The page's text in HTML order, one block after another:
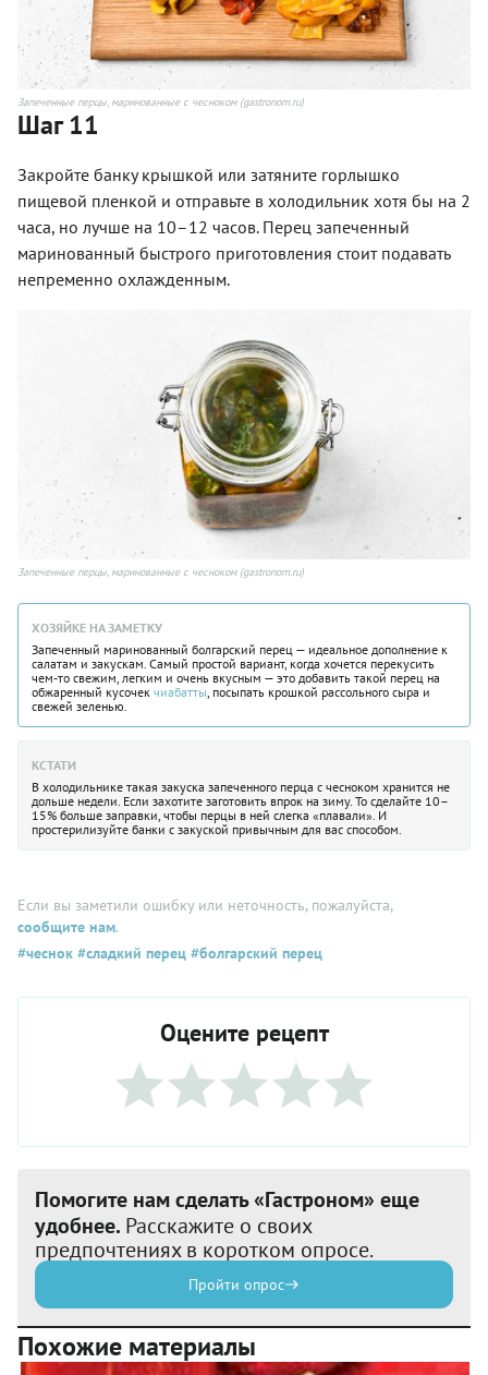
Запеченные перцы, маринованные с чесноком (gastronom.ru)
Шаг 11
Закройте банку крышкой или затяните горлышко
пищевой пленкой и отправьте в холодильник хотя бы на 2
часа, но лучше на 10–12 часов. Перец запеченный
маринованный быстрого приготовления стоит подавать
непременно охлажденным.
Запеченные перцы, маринованные с чесноком (gastronom.ru)
ХОЗЯЙКЕ НА ЗАМЕТКУ
Запеченный маринованный болгарский перец — идеальное дополнение к
салатам и закускам. Самый простой вариант, когда хочется перекусить
чем-то свежим, легким и очень вкусным — это добавить такой перец на
обжаренный кусочек чиабатты, посыпать крошкой рассольного сыра и
свежей зеленью.
КСТАТИ
В холодильнике такая закуска запеченного перца с чесноком хранится не
дольше недели. Если захотите заготовить впрок на зиму. То сделайте 10–
15% больше заправки, чтобы перцы в ней слегка «плавали». И
простерилизуйте банки с закуской привычным для вас способом.
Если вы заметили ошибку или неточность, пожалуйста,
сообщите нам.
#чеснок #сладкий перец #болгарский перец
Оцените рецепт
Помогите нам сделать «Гастроном» еще
удобнее. Расскажите о своих
предпочтениях в коротком опросе.
Пройти опрос
Похожие материалы